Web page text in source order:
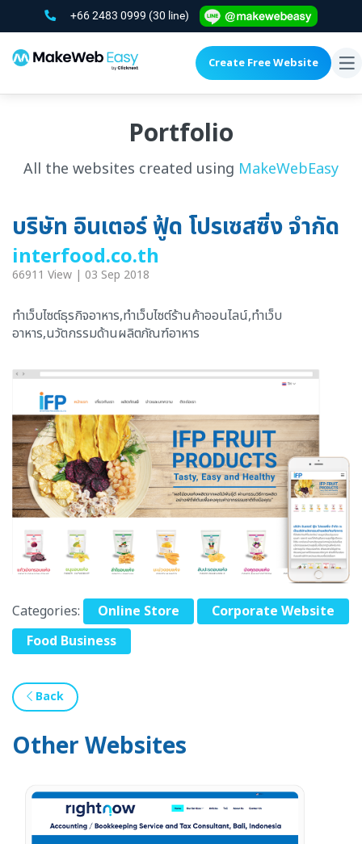
+66 2483 0999 (30 line)
Create Free Website
Portfolio
All the websites created using MakeWebEasy
บริษัท อินเตอร์ ฟู้ด โปรเซสซิ่ง จำกัด
interfood.co.th
66911 View | 03 Sep 2018
ทำเว็บไซต์ธุรกิจอาหาร,ทำเว็บไซต์ร้านค้าออนไลน์,ทำเว็บ
อาหาร,นวัตกรรมด้านผลิตภัณฑ์อาหาร
Categories: Online Store
Corporate Website
Food Business
Back
Other Websites